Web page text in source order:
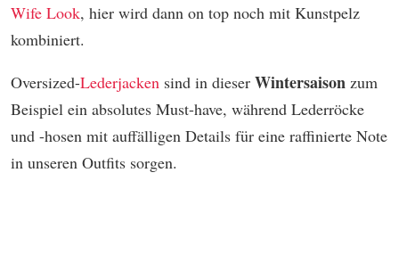
Wife Look, hier wird dann on top noch mit Kunstpelz
kombiniert.
Oversized-Lederjacken sind in dieser Wintersaison zum
Beispiel ein absolutes Must-have, während Lederröcke
und -hosen mit auffälligen Details für eine raffinierte Note
in unseren Outfits sorgen.